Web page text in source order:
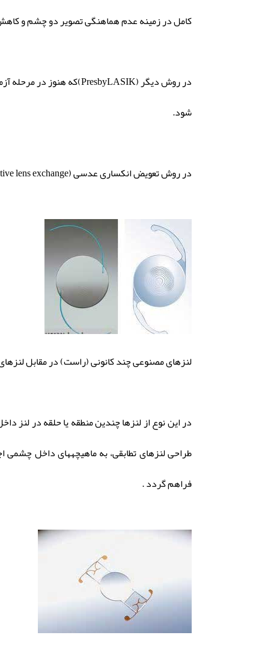
کامل در زمینه عدم هماهنگی تصویر دو چشم و
شود.
در روش تعویض انکساری عدسی (Refractive lens exchange) نیز با عمل جراحی، عدسی سفت و سخت شده چشم را با یک عدسی مصنوعی چندکانونی (مولتی فوکال) جایگزین مینمایند .
لنزهای مصنوعی چند کانونی (راست) در مقابل
طراحى لنزهای تطابقی، به ماهیچههای داخل
فراهم گردد .